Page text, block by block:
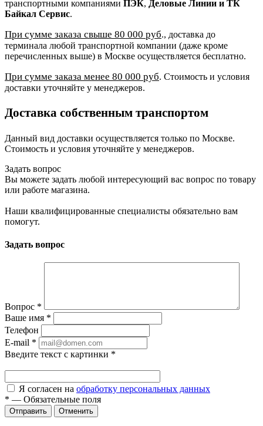
транспортными компаниями ПЭК, Деловые Линии и ТК
Байкал Сервис.
При сумме заказа свыше 80 000 руб., доставка до
терминала любой транспортной компании (даже кроме
перечисленных выше) в Москве осуществляется бесплатно.
При сумме заказа менее 80 000 руб. Стоимость и условия
доставки уточняйте у менеджеров.
Доставка собственным транспортом
Данный вид доставки осуществляется только по Москве.
Стоимость и условия уточняйте у менеджеров.
Задать вопрос
Вы можете задать любой интересующий вас вопрос по товару
или работе магазина.
Наши квалифицированные специалисты обязательно вам
помогут.
Задать вопрос
Вопрос *
Ваше имя *
Телефон
E-mail *
Введите текст с картинки *
Я согласен на обработку персональных данных
* — Обязательные поля
Отправить Отменить